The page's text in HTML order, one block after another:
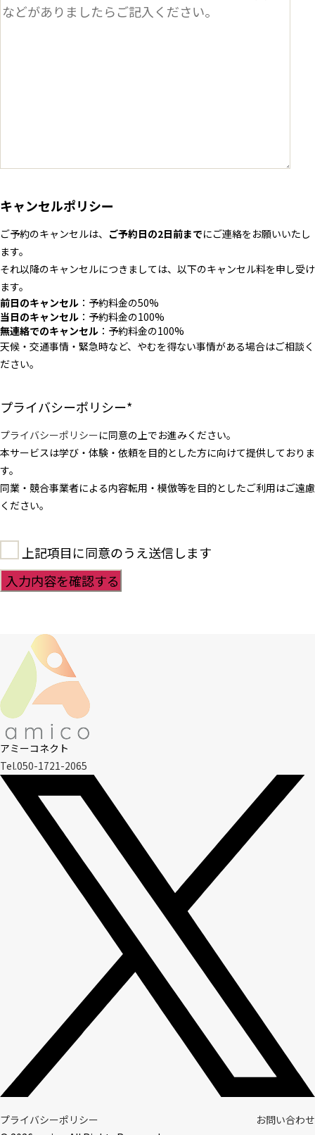
キャンセルポリシー
ご予約のキャンセルは、 ご予約日の2日前までにご連絡をお願いいたし
ます。
それ以降のキャンセルにつきましては、以下のキャンセル料を申し受け
ます。
前日のキャンセル ：予約料金の50%
当日のキャンセル ：予約料金の100%
無連絡でのキャンセル ：予約料金の100%
天候・交通事情・緊急時など、やむを得ない事情がある場合はご相談く
ださい。
プライバシーポリシー*
プライバシーポリシーに同意の上でお進みください。
本サービスは学び・体験・依頼を目的とした方に向けて提供しておりま
す。
同業・競合事業者による内容転用・模倣等を目的としたご利用はご遠慮
ください。
上記項目に同意のうえ送信します
アミーコネクト
Tel.050-1721-2065
プライバシーポリシー
お問い合わせ